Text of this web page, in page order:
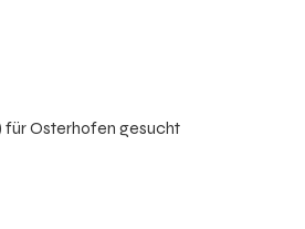
Osterhofen gesucht